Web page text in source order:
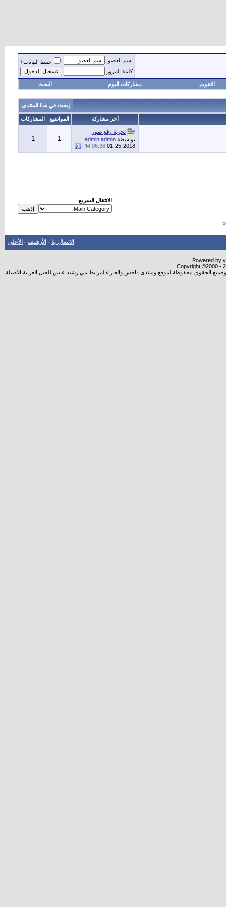
اسم العضو
حفظ البيانات؟
كلمة المرور
التقويم مشاركات اليوم البحث
إبحث في هذا المنتدى
آخر مشاركة المواضيع المشاركات
تجربة رفع صور
بواسطة admin admin
01-25-2018
06:36 PM
1
1
الانتقال السريع
الاتصال بنا - الأرشيف - الأعلى
Powered by
Copyright ©2000 -
الحقوق محفوظة لموقع ومنتدى داحس والغبراء لمرابط بني رشيد عبس للخيل العربية الأصيلة